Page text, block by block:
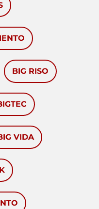
BIG RISO
VIDA